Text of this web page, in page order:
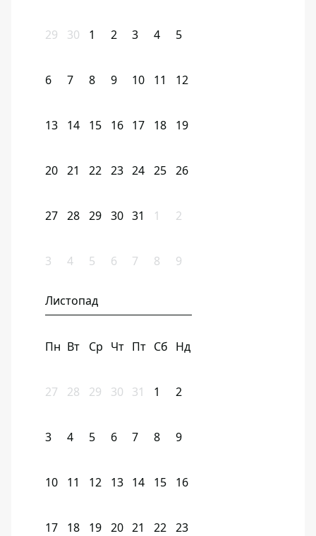
29 30 1 2 3 4 5
6 7 8 9 10 11 12
13 14 15 16 17 18 19
20 21 22 23 24 25 26
27 28 29 30 31 1 2
3 4 5 6 7 8 9
Листопад
Пн Вт Ср Чт Пт Сб Нд
27 28 29 30 31 1 2
3 4 5 6 7 8 9
10 11 12 13 14 15 16
17 18 19 20 21 22 23